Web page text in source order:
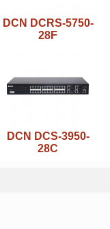
DCN DCRS-5750-
28F
DCN DCS-3950-
28C